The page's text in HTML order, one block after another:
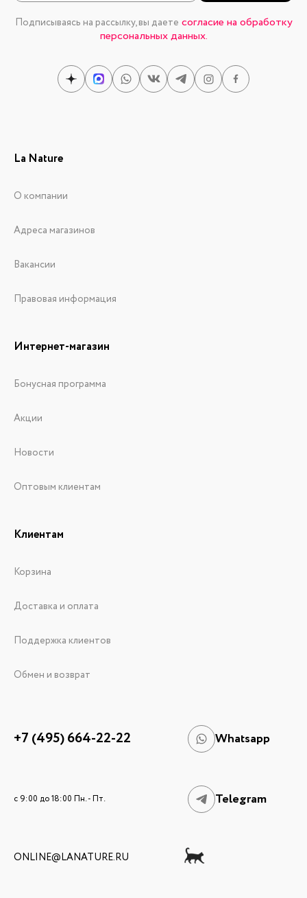
Подписываясь на рассылку, вы даете согласие на обработку
персональных данных.
La Nature
О компании
Адреса магазинов
Вакансии
Правовая информация
Интернет-магазин
Бонусная программа
Акции
Новости
Оптовым клиентам
Клиентам
Корзина
Доставка и оплата
Поддержка клиентов
Обмен и возврат
+7 (495) 664-22-22 Whatsapp
c 9:00 до 18:00 Пн. - Пт. Telegram
ONLINE@LANATURE.RU